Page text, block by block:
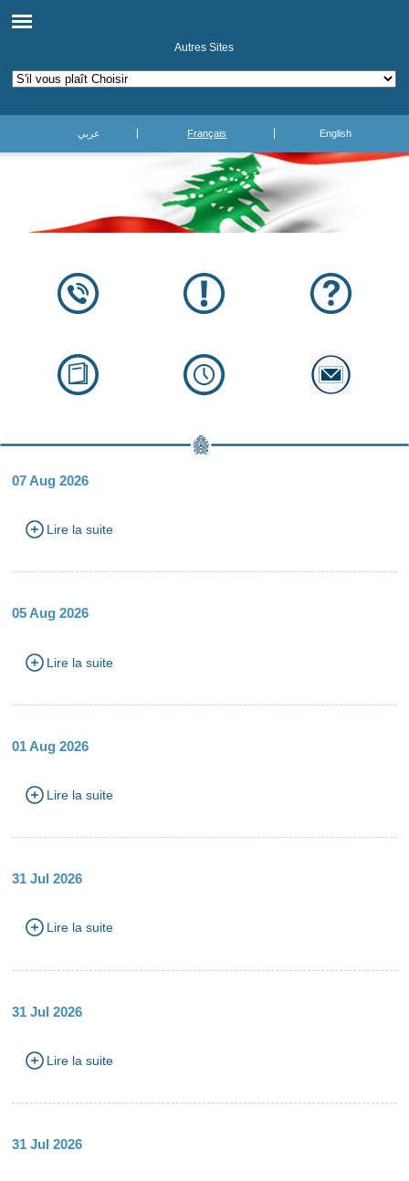
Autres Sites
عربي Français English
07 Aug 2026
Lire la suite
05 Aug 2026
Lire la suite
01 Aug 2026
Lire la suite
31 Jul 2026
Lire la suite
31 Jul 2026
Lire la suite
31 Jul 2026